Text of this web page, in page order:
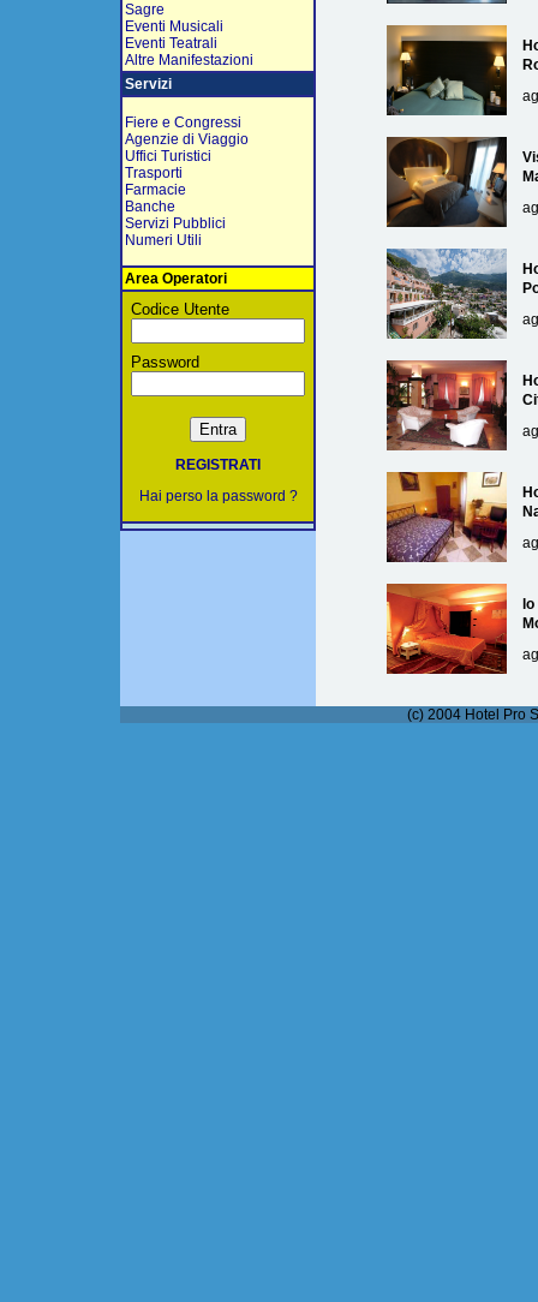
Sagre
Eventi Musicali
Eventi Teatrali
Altre Manifestazioni
Servizi
Fiere e Congressi
Agenzie di Viaggio
Uffici Turistici
Trasporti
Farmacie
Banche
Servizi Pubblici
Numeri Utili
Area Operatori
Codice Utente
Password
REGISTRATI
Hai perso la password ?
(c) 2004 Hotel Pro